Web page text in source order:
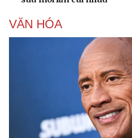
VĂN HÓA